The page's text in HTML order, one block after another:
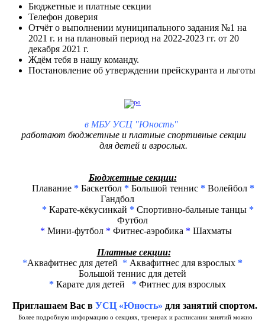
Бюджетные и платные секции
Телефон доверия
Отчёт о выполнении муниципального задания №1 на
2021 г. и на плановый период на 2022-2023 гг. от 20
декабря 2021 г.
Ждём тебя в нашу команду.
Постановление об утверждении прейскуранта и льготы
в МБУ УСЦ "Юность"
работают бюджетные и платные спортивные секции
для детей и взрослых.
Бюджетные секции:
Плавание * Баскетбол * Большой теннис * Волейбол *
Гандбол
* Карате-кёкусинкай * Спортивно-бальные танцы *
Футбол
* Мини-футбол * Фитнес-аэробика * Шахматы
Платные секции:
*Аквафитнес для детей * Аквафитнес для взрослых *
Большой теннис для детей
* Карате для детей * Фитнес для взрослых
Приглашаем Вас в УСЦ «Юность» для занятий спортом.
Более подробную информацию о секциях, тренерах и расписании занятий можно